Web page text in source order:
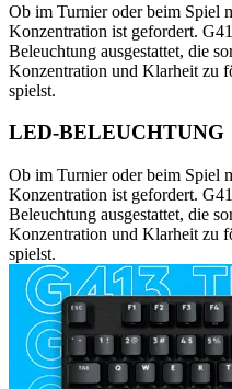
Ob im Turnier oder beim Spiel
Konzentration ist gefordert.
Beleuchtung ausgestattet, die
Konzentration und Klarheit zu
spielst.
LED-BELEUCHTUNG
Ob im Turnier oder beim Spiel
Konzentration ist gefordert.
Beleuchtung ausgestattet, die
Konzentration und Klarheit zu
spielst.